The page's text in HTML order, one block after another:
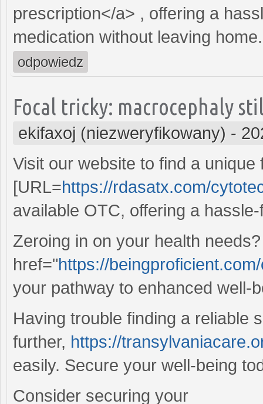
prescription</a> , offering a
medication without leaving home.
odpowiedz
Focal tricky: macrocephaly
ekifaxoj (niezweryfikowany) -
Visit our website to find a
[URL=https://rdasatx.com/
available OTC, offering a
Zeroing in on your health
href="https://
your pathway to enhanced well-
Having trouble finding a reliable
further, https://
easily. Secure your well-being
Consider securing your